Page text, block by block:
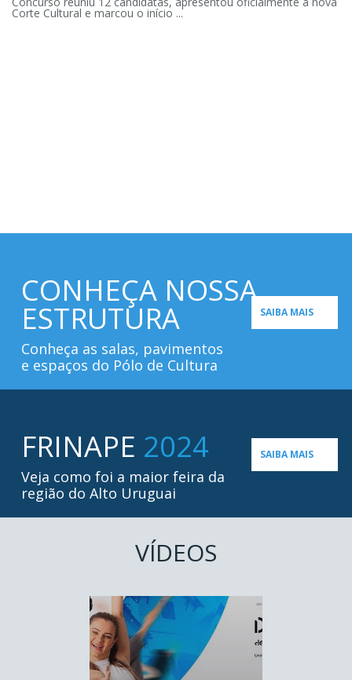
Corte Cultural e marcou o início ...
CONHEÇA NOSSA
ESTRUTURA
Conheça as salas, pavimentos
e espaços do Pólo de Cultura
SAIBA MAIS
FRINAPE 2024
Veja como foi a maior feira da
região do Alto Uruguai
SAIBA MAIS
VÍDEOS